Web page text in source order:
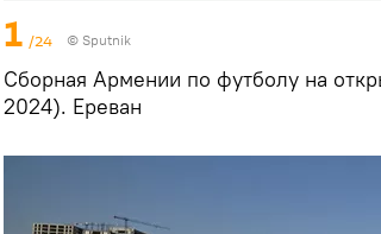
1 /24 © Sputnik
Сборная Армении по футболу на
2024). Еревaн